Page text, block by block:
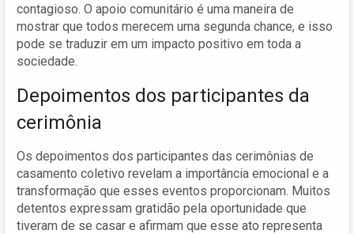
contagioso. O apoio comunitário é uma maneira de
mostrar que todos merecem uma segunda chance, e isso
pode se traduzir em um impacto positivo em toda a
sociedade.
Depoimentos dos participantes da
cerimônia
Os depoimentos dos participantes das cerimônias de
casamento coletivo revelam a importância emocional e a
transformação que esses eventos proporcionam. Muitos
detentos expressam gratidão pela oportunidade que
tiveram de se casar e afirmam que esse ato representa